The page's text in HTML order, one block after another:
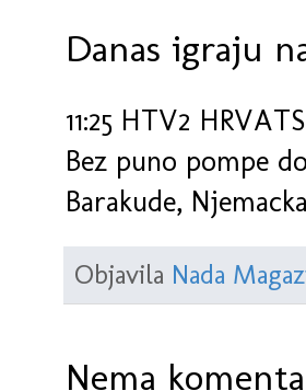
Danas igraju
11:25 HTV2
Bez puno pompe
Barakude,
Objavila Nada
Nema